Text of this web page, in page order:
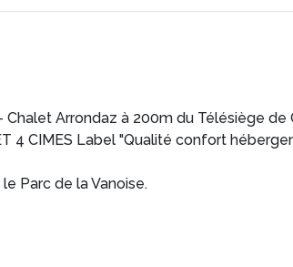
Arrondaz à 200m du Télésiège de
4 CIMES Label "Qualité confort
Parc de la Vanoise.